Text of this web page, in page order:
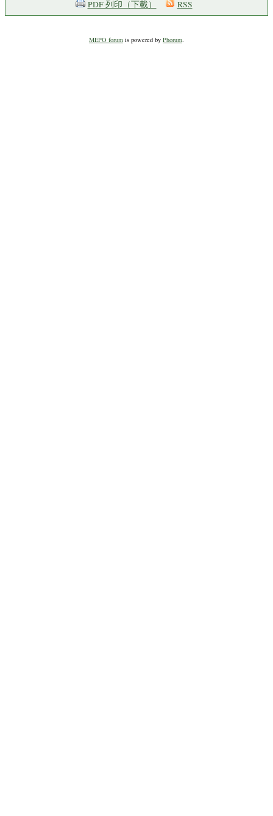
PDF 列印（下載） RSS
MEPO forum is powered by Phorum.